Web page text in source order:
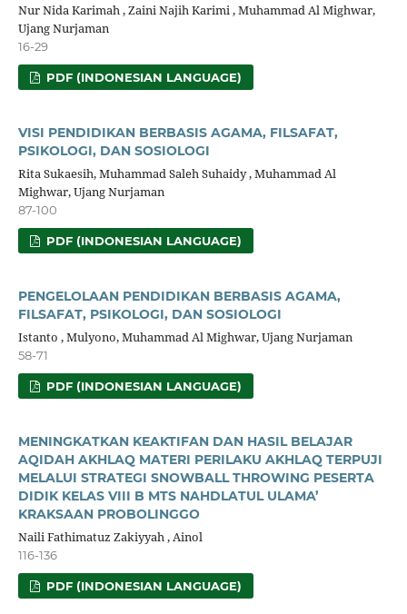
Nur Nida Karimah , Zaini Najih Karimi , Muhammad Al Mighwar,
Ujang Nurjaman
16-29
PDF (INDONESIAN LANGUAGE)
VISI PENDIDIKAN BERBASIS AGAMA, FILSAFAT,
PSIKOLOGI, DAN SOSIOLOGI
Rita Sukaesih, Muhammad Saleh Suhaidy , Muhammad Al
Mighwar, Ujang Nurjaman
87-100
PDF (INDONESIAN LANGUAGE)
PENGELOLAAN PENDIDIKAN BERBASIS AGAMA,
FILSAFAT, PSIKOLOGI, DAN SOSIOLOGI
Istanto , Mulyono, Muhammad Al Mighwar, Ujang Nurjaman
58-71
PDF (INDONESIAN LANGUAGE)
MENINGKATKAN KEAKTIFAN DAN HASIL BELAJAR
AQIDAH AKHLAQ MATERI PERILAKU AKHLAQ TERPUJI
MELALUI STRATEGI SNOWBALL THROWING PESERTA
DIDIK KELAS VIII B MTS NAHDLATUL ULAMA’
KRAKSAAN PROBOLINGGO
Naili Fathimatuz Zakiyyah , Ainol
116-136
PDF (INDONESIAN LANGUAGE)